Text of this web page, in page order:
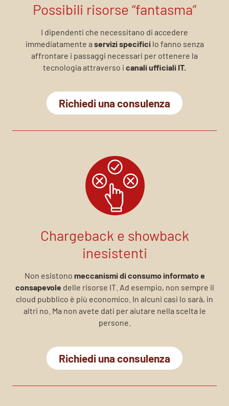
Possibili risorse “fantasma”
I dipendenti che necessitano di accedere
immediatamente a servizi specificilo fanno senza
affrontare i passaggi necessari per ottenere la
tecnologia attraverso i canali ufficiali IT.
Richiedi una consulenza
Chargeback e showback
inesistenti
Non esistono meccanismi di consumo informato e
consapevole delle risorse IT. Ad esempio, non sempre il
cloud pubblico è più economico. In alcuni casi lo sarà, in
altri no. Ma non avete dati per aiutare nella scelta le
persone.
Richiedi una consulenza